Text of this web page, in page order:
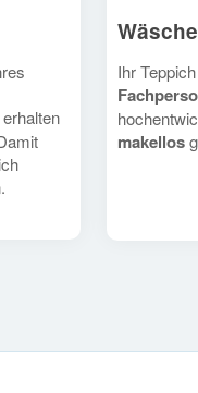
erhalten
Wäsche
Ihr
makellos